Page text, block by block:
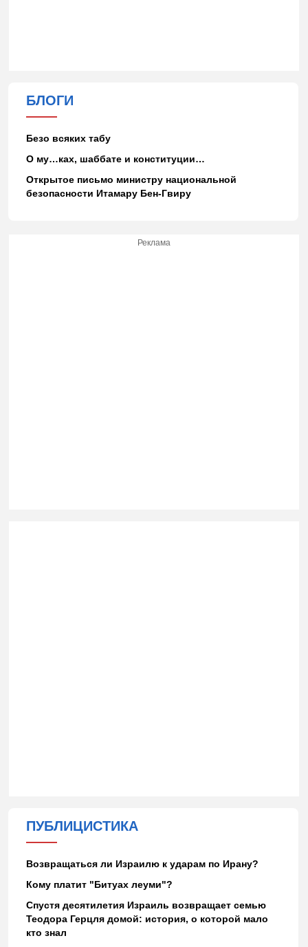
БЛОГИ
Безо всяких табу
О му…ках, шаббате и конституции…
Открытое письмо министру национальной
безопасности Итамару Бен-Гвиру
Реклама
ПУБЛИЦИСТИКА
Возвращаться ли Израилю к ударам по Ирану?
Кому платит "Битуах леуми"?
Спустя десятилетия Израиль возвращает семью
Теодора Герцля домой: история, о которой мало
кто знал